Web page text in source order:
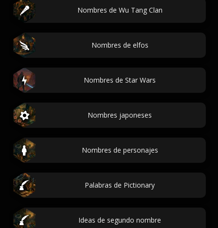
Nombres de Wu Tang Clan
Nombres de elfos
Nombres de Star Wars
Nombres japoneses
Nombres de personajes
Palabras de Pictionary
Ideas de segundo nombre